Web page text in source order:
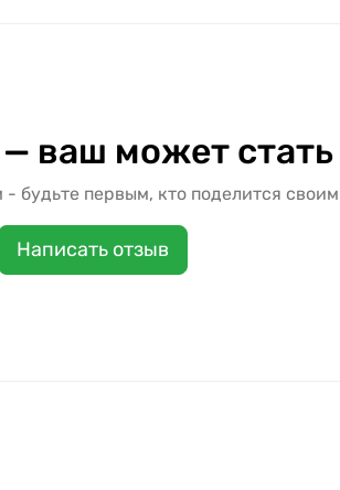
ваш может
будьте первым, кто поделится
Написать отзыв